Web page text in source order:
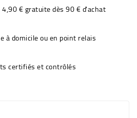
€ gratuite dès 90 € d'achat
à domicile ou en point relais
certifiés et contrôlés